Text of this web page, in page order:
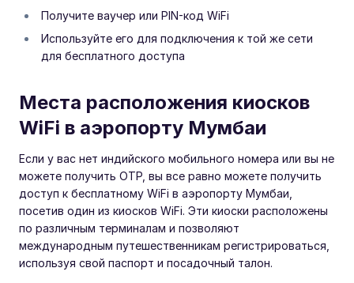
Получите ваучер или PIN-код WiFi
Используйте его для подключения к той же сети
для бесплатного доступа
Места расположения киосков
WiFi в аэропорту Мумбаи
Если у вас нет индийского мобильного номера или вы не
можете получить OTP, вы все равно можете получить
доступ к бесплатному WiFi в аэропорту Мумбаи,
посетив один из киосков WiFi. Эти киоски расположены
по различным терминалам и позволяют
международным путешественникам регистрироваться,
используя свой паспорт и посадочный талон.